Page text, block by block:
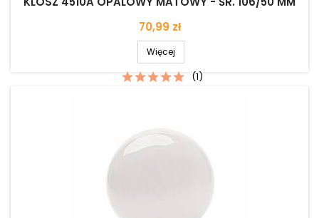
Cena
70,99 zł
Więcej
(1)